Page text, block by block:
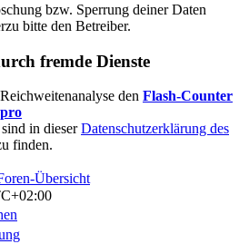
bzw. Sperrung deiner Daten
bitte den Betreiber.
fremde Dienste
den Flash-Counter
in dieserDatenschutzerklärung des
finden.
Übersicht